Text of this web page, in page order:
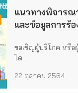
แนวทางพิจารณ
และข้อมูลการร้อ
ขอเชิญผู้บริโภค หรือ
ได...
22 ตุลาคม 2564